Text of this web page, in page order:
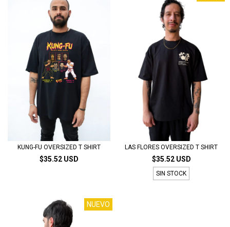
KUNG-FU OVERSIZED T SHIRT
$35.52 USD
LAS FLORES OVERSIZED T SHIRT
$35.52 USD
SIN STOCK
NUEVO